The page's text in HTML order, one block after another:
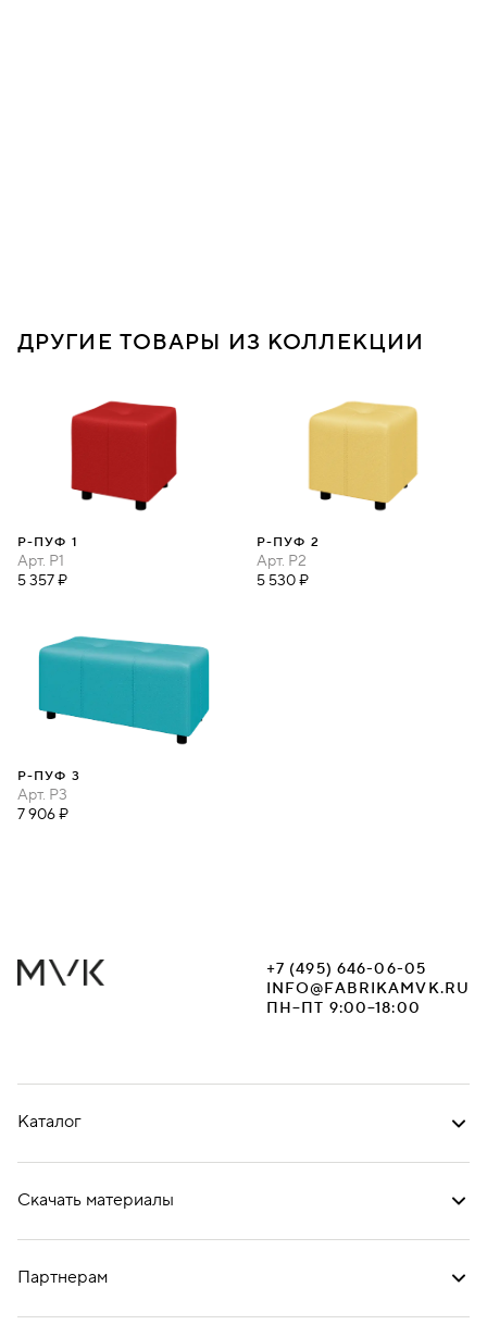
ДРУГИЕ ТОВАРЫ ИЗ КОЛЛЕКЦИИ
P-ПУФ 1
Арт. P1
5 357 ₽
P-ПУФ 2
Арт. P2
5 530 ₽
P-ПУФ 3
Арт. P3
7 906 ₽
+7 (495) 646-06-05
INFO@FABRIKAMVK.RU
ПН–ПТ 9:00–18:00
Каталог
Скачать материалы
Партнерам